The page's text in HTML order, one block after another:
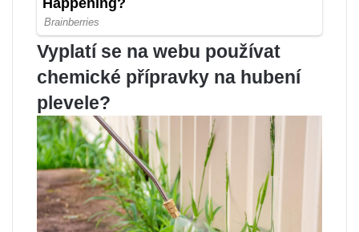
Vyplatí se na webu používat
chemické přípravky na hubení
plevele?